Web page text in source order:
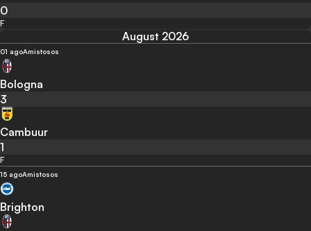
0
F
August 2026
01 agoAmistosos
Bologna
3
Cambuur
1
F
15 agoAmistosos
Brighton